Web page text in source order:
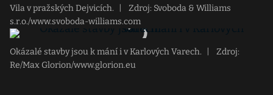
Vila v pražských Dejvicích.
Zdroj: Svoboda & Williams
s.r.o./www.svoboda-williams.com
Okázalé stavby jsou k mání i v Karlových Varech.
Zdroj:
Re/Max Glorion/www.glorion.eu